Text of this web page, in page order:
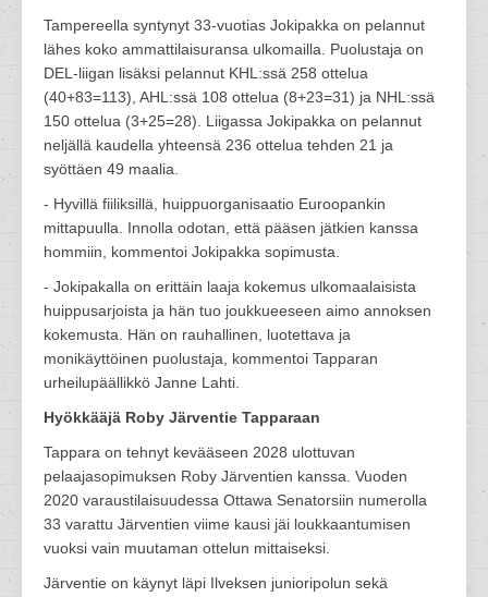
Tampereella syntynyt 33-vuotias Jokipakka on pelannut
lähes koko ammattilaisuransa ulkomailla. Puolustaja on
DEL-liigan lisäksi pelannut KHL:ssä 258 ottelua
(40+83=113), AHL:ssä 108 ottelua (8+23=31) ja NHL:ssä
150 ottelua (3+25=28). Liigassa Jokipakka on pelannut
neljällä kaudella yhteensä 236 ottelua tehden 21 ja
syöttäen 49 maalia.
- Hyvillä fiiliksillä, huippuorganisaatio Euroopankin
mittapuulla. Innolla odotan, että pääsen jätkien kanssa
hommiin, kommentoi Jokipakka sopimusta.
- Jokipakalla on erittäin laaja kokemus ulkomaalaisista
huippusarjoista ja hän tuo joukkueeseen aimo annoksen
kokemusta. Hän on rauhallinen, luotettava ja
monikäyttöinen puolustaja, kommentoi Tapparan
urheilupäällikkö Janne Lahti.
Hyökkääjä Roby Järventie Tapparaan
Tappara on tehnyt kevääseen 2028 ulottuvan
pelaajasopimuksen Roby Järventien kanssa. Vuoden
2020 varaustilaisuudessa Ottawa Senatorsiin numerolla
33 varattu Järventien viime kausi jäi loukkaantumisen
vuoksi vain muutaman ottelun mittaiseksi.
Järventie on käynyt läpi Ilveksen junioripolun sekä